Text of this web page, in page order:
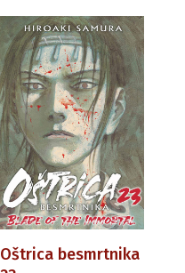
Oštrica besmrtnika